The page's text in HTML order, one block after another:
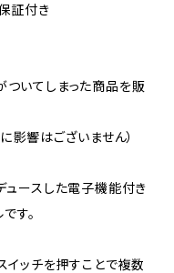
証付き
いてしまった商品を販
影響はございません）
ースした電子機能付き
す。
イッチを押すことで複数